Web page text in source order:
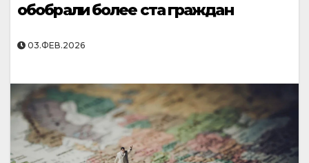
обобрали более ста граждан
03.ФЕВ.2026